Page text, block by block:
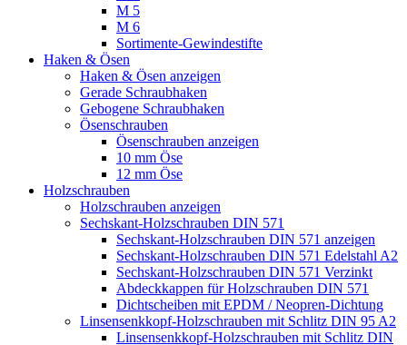
M 5
M 6
Sortimente-Gewindestifte
Haken & Ösen
Haken & Ösen anzeigen
Gerade Schraubhaken
Gebogene Schraubhaken
Ösenschrauben
Ösenschrauben anzeigen
10 mm Öse
12 mm Öse
Holzschrauben
Holzschrauben anzeigen
Sechskant-Holzschrauben DIN 571
Sechskant-Holzschrauben DIN 571 anzeigen
Sechskant-Holzschrauben DIN 571 Edelstahl A2
Sechskant-Holzschrauben DIN 571 Verzinkt
Abdeckkappen für Holzschrauben DIN 571
Dichtscheiben mit EPDM / Neopren-Dichtung
Linsensenkkopf-Holzschrauben mit Schlitz DIN 95 A2
Linsensenkkopf-Holzschrauben mit Schlitz DIN